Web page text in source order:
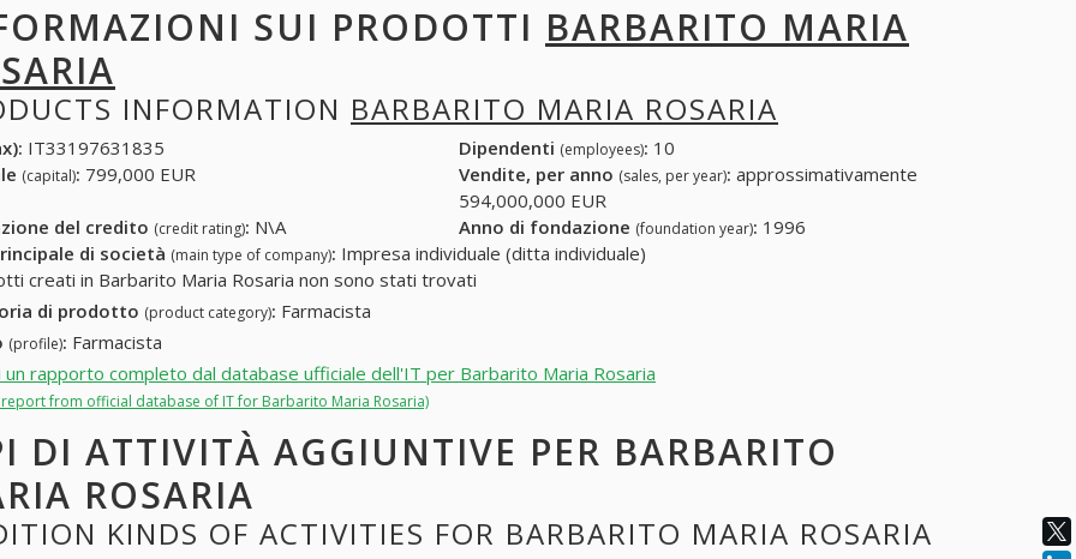
SUI PRODOTTI BARBARITO MARIA
INFORMATION BARBARITO MARIA ROSARIA
IT33197631835 Dipendenti (employees): 10
(capital): 799,000 EUR Vendite, per anno (sales, per year): approssimativamente
594,000,000 EUR
del credito (credit rating): N\A Anno di fondazione (foundation year): 1996
di società (main type of company): Impresa individuale (ditta individuale)
creati in Barbarito Maria Rosaria non sono stati trovati
di prodotto (product category): Farmacista
(profile): Farmacista
rapporto completo dal database ufficiale dell'IT per Barbarito Maria Rosaria
report from official database of IT for Barbarito Maria Rosaria)
DI ATTIVITÀ AGGIUNTIVE PER BARBARITO
ROSARIA
KINDS OF ACTIVITIES FOR BARBARITO MARIA ROSARIA